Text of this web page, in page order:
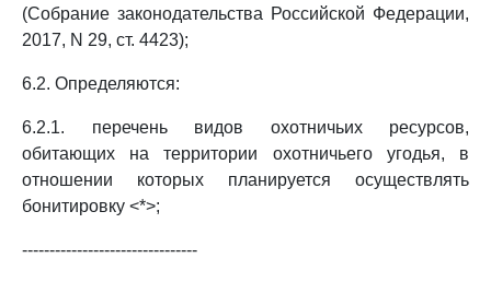
(Собрание законодательства Российской Федерации,
2017, N 29, ст. 4423);
6.2. Определяются:
6.2.1. перечень видов охотничьих ресурсов,
обитающих на территории охотничьего угодья, в
отношении которых планируется осуществлять
бонитировку <*>;
--------------------------------